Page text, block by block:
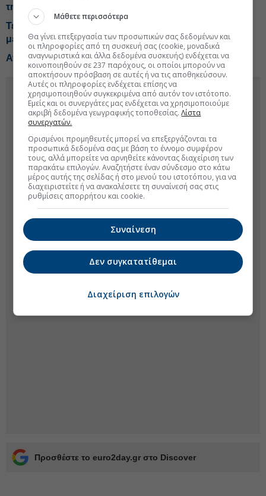
τηλεφώνου
Τεχνητή Νοημοσύνη: Ποιοι εργαζόμενοι κινδυνεύουν
με... αντικατάσταση
Ανοίγει η πλατφόρμα για fast track προσλήψεις
Προσθέστε το euro2day.gr στο Discover
Μάθετε περισσότερα
Θα γίνει επεξεργασία των προσωπικών σας δεδομένων και
οι πληροφορίες από τη συσκευή σας (cookie, μοναδικά
αναγνωριστικά και άλλα δεδομένα συσκευής) ενδέχεται να
κοινοποιηθούν σε 237 παρόχους, οι οποίοι μπορούν να
αποκτήσουν πρόσβαση σε αυτές ή να τις αποθηκεύσουν.
Αυτές οι πληροφορίες ενδέχεται επίσης να
χρησιμοποιηθούν συγκεκριμένα από αυτόν τον ιστότοπο.
Εμείς και οι συνεργάτες μας ενδέχεται να χρησιμοποιούμε
ακριβή δεδομένα γεωγραφικής τοποθεσίας.Λίστα
συνεργατών.
Ορισμένοι προμηθευτές μπορεί να επεξεργάζονται τα
προσωπικά δεδομένα σας με βάση το έννομο συμφέρον
τους, αλλά μπορείτε να αρνηθείτε κάνοντας διαχείριση των
παρακάτω επιλογών. Αναζητήστε έναν σύνδεσμο στο κάτω
μέρος αυτής της σελίδας ή στο μενού του ιστοτόπου, για να
διαχειριστείτε ή να ανακαλέσετε τη συναίνεσή σας στις
ρυθμίσεις απορρήτου και cookie.
Συναίνεση
Δεν συγκατατίθεμαι
Διαχείριση επιλογών